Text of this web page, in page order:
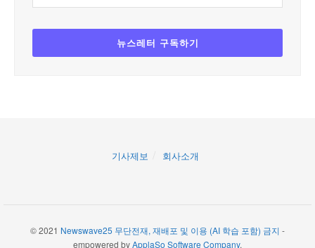
기사제보 회사소개
© 2021 Newswave25 무단전재, 재배포 및 이용 (AI 학습 포함) 금지 -
empowered byApplaSo Software Company.